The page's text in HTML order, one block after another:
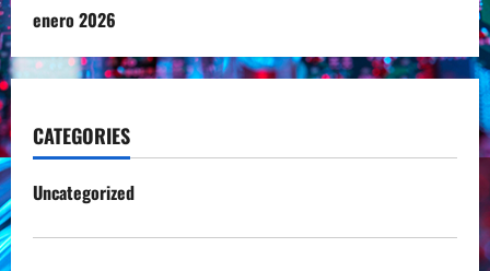
enero 2026
CATEGORIES
Uncategorized